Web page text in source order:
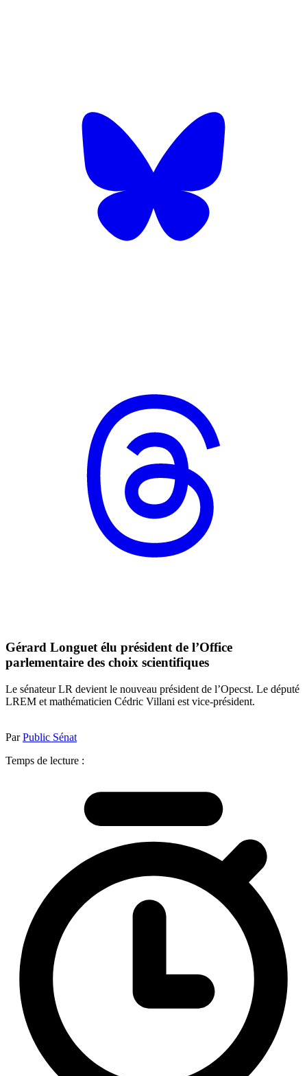
Gérard Longuet élu président de l’Office
parlementaire des choix scientifiques
Le sénateur LR devient le nouveau président de l’Opecst. Le député
LREM et mathématicien Cédric Villani est vice-président.
ParPublic Sénat
Temps de lecture :